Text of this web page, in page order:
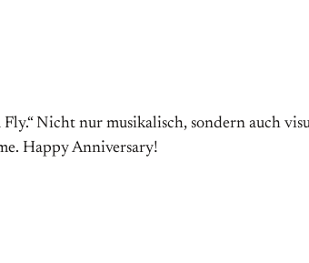
Nicht nur musikalisch, sondern auch
Happy Anniversary!